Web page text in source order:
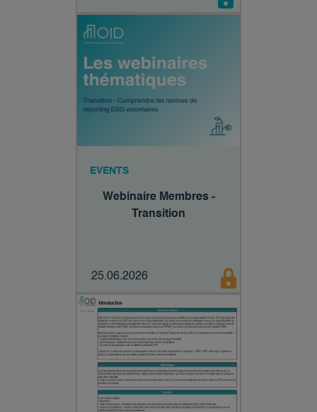
EVENTS
Webinaire Membres -
Transition
25.06.2026